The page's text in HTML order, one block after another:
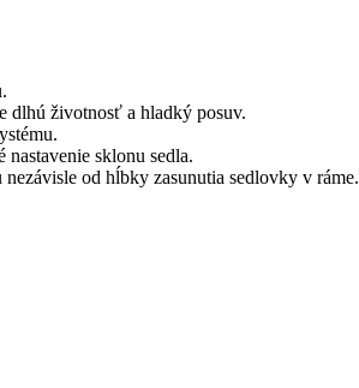
dlhú životnosť a hladký posuv.
sklonu sedla.
od hĺbky zasunutia sedlovky v ráme.